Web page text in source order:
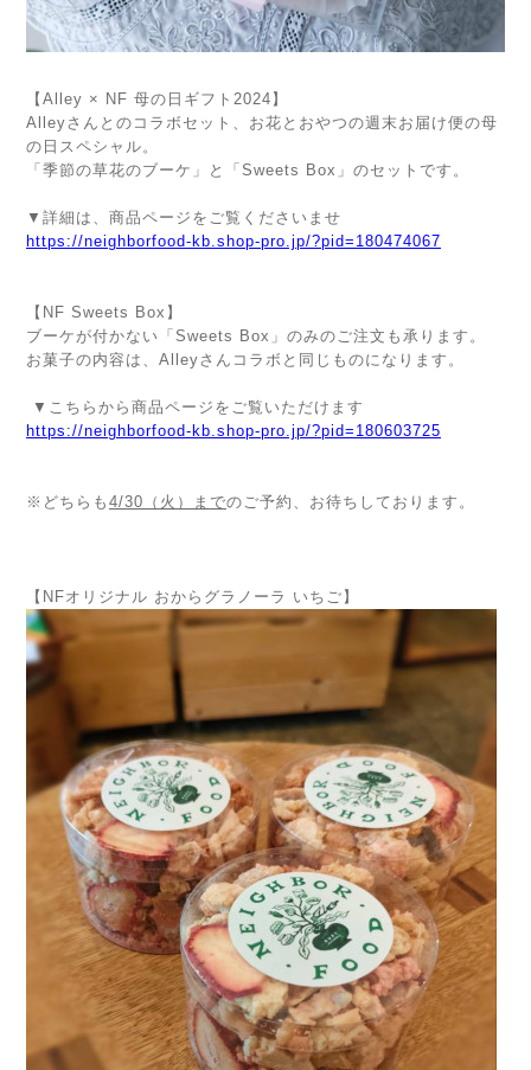
【Alley × NF 母の日ギフト2024】
Alleyさんとのコラボセット、お花とおやつの週末お届け便の母
の日スペシャル。
「季節の草花のブーケ」と「Sweets Box」のセットです。
▼詳細は、商品ページをご覧くださいませ
https://neighborfood-kb.shop-pro.jp/?pid=180474067
【NF Sweets Box】
ブーケが付かない「Sweets Box」のみのご注文も承ります。
お菓子の内容は、Alleyさんコラボと同じものになります。
▼こちらから商品ページをご覧いただけます
https://neighborfood-kb.shop-pro.jp/?pid=180603725
※どちらも 4/30（火）までのご予約、お待ちしております。
【NFオリジナル おからグラノーラ いちご】